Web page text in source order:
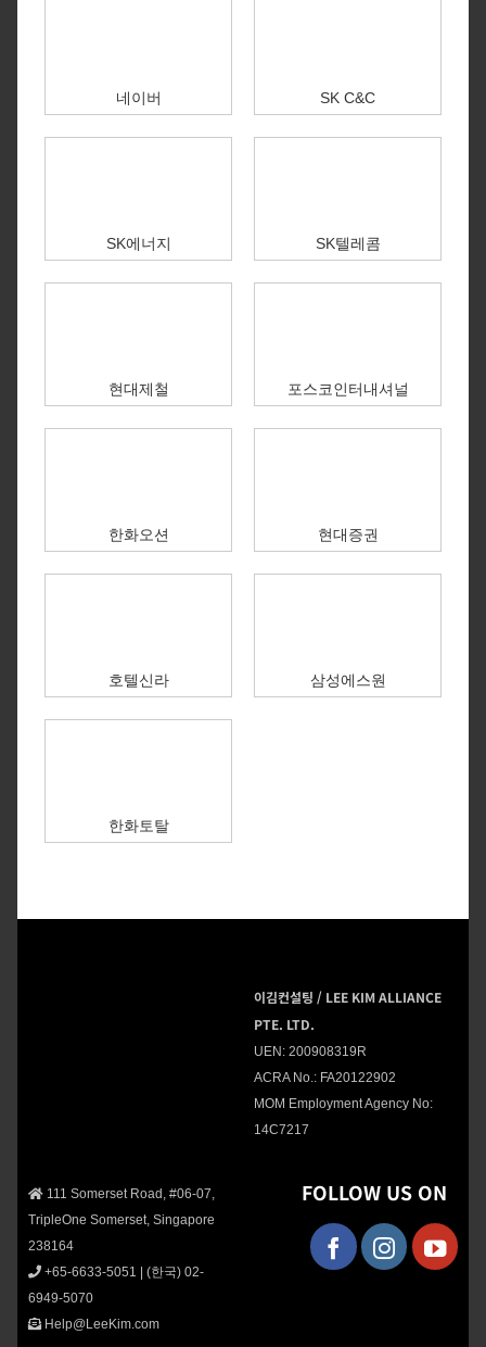
네이버 SK C&C
SK에너지 SK텔레콤
현대제철 포스코인터내셔널
한화오션 현대증권
호텔신라 삼성에스원
한화토탈
이김컨설팅 / LEE KIM ALLIANCE
PTE. LTD.
UEN: 200908319R
ACRA No.: FA20122902
MOM Employment Agency No:
14C7217
111 Somerset Road, #06-07,
TripleOne Somerset, Singapore
238164
+65-6633-5051
(한국) 02-
6949-5070
Help@LeeKim.com
FOLLOW US ON